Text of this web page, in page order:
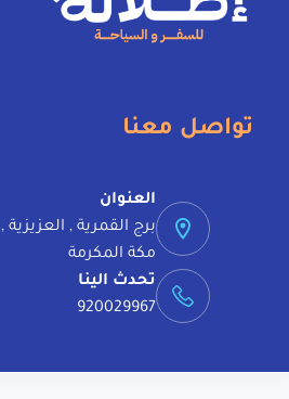
تواصل معنا
العنوان
برج القمرية , العزيزية ,
مكة المكرمة
تحدث الينا
920029967